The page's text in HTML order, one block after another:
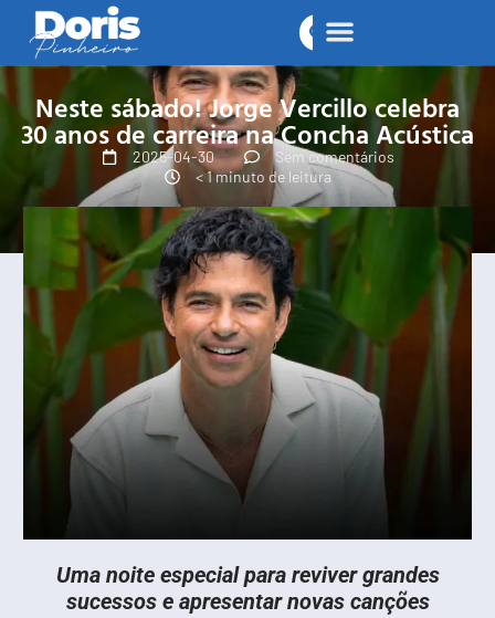
Neste sábado! Jorge Vercillo celebra
30 anos de carreira na Concha Acústica
2025-04-30
Sem comentários
< 1 minuto de leitura
Uma noite especial para reviver grandes
sucessos e apresentar novas canções